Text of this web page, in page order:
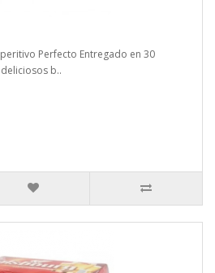
Perfecto Entregado en 30
b..